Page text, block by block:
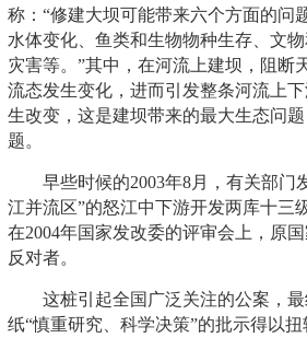
称：“修建大坝可能带来六个方面的问
水体变化、鱼类和生物物种生存、文
灾害等。”其中，在河流上建坝，阻断
流态发生变化，进而引发整条河流上
生改变，这是建坝带来的最大生态问
题。
早些时候的2003年8月，有关部门
江并流区”的怒江中下游开发两库十三
在2004年国家发改委的评审会上，原
反对者。
这桩引起全国广泛关注的公案，最
纸“慎重研究、科学决策”的批示得以扭